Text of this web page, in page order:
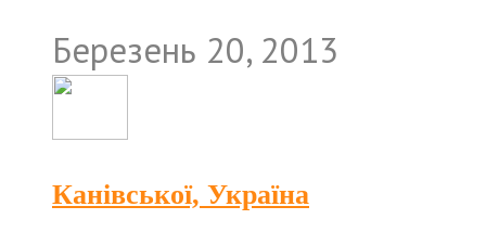
Березень 20, 2013
Канівської, Україна